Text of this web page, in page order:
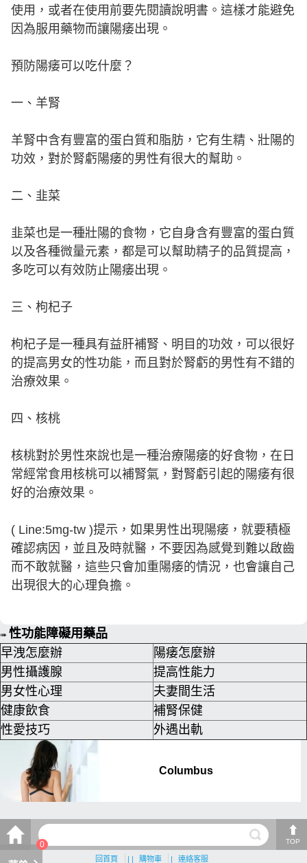
使用，或者在使用前要先閱讀說明書。這樣才能避免
因為服用藥物而讓陽痿出現。
預防陽痿可以吃什麼？
一、羊腎
羊腎中含有豐富的蛋白質和脂肪，它有生精、壯陽的
功效，對於腎虧陽痿的男性有很大的幫助。
二、韭菜
韭菜也是一種壯陽的食物，它自身含有豐富的蛋白質
以及各種微量元素，都是可以幫助精子的品質提高，
多吃可以有效防止陽痿出現。
三、枸杞子
枸杞子是一種具有益肝補腎、明目的功效，可以很好
的提高男女的性功能，而且對於腎虧的男性有不錯的
治療效果。
四、核桃
核桃對於男性來說也是一種治療陽痿的好食物，在日
常經常食用核桃可以補腎氣，對腎虧引起的陽痿有很
好的治療效果。
( Line:5mg-tw )提示，如果男性出現陽痿，就要積極
確認病因，並且及時就醫，不要因為感覺到難以啟齒
而不敢就醫，這些只會加重陽痿的情況，也會讓自己
出現很大的心理負擔。
➠ 性功能障礙用藥品
早洩怎麼辦
陽痿怎麼辦
男性攝護腺
提高性能力
男女性心理
夫妻間生活
健康飲食
補腎保健
性愛技巧
外遇出軌
TOP
回首頁 | | 購物車 | 連絡客服
0